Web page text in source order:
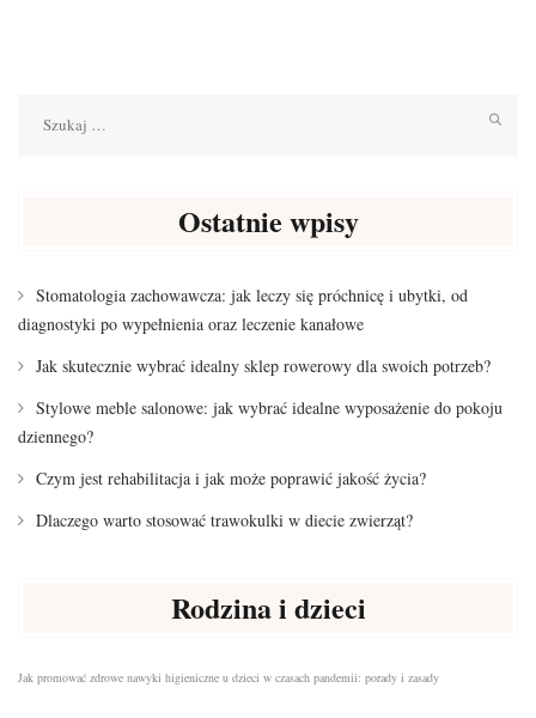
Ostatnie wpisy
Stomatologia zachowawcza: jak leczy się próchnicę i ubytki, od
diagnostyki po wypełnienia oraz leczenie kanałowe
Jak skutecznie wybrać idealny sklep rowerowy dla swoich potrzeb?
Stylowe meble salonowe: jak wybrać idealne wyposażenie do pokoju
dziennego?
Czym jest rehabilitacja i jak może poprawić jakość życia?
Dlaczego warto stosować trawokulki w diecie zwierząt?
Rodzina i dzieci
Jak promować zdrowe nawyki higieniczne u dzieci w czasach pandemii: porady i zasady